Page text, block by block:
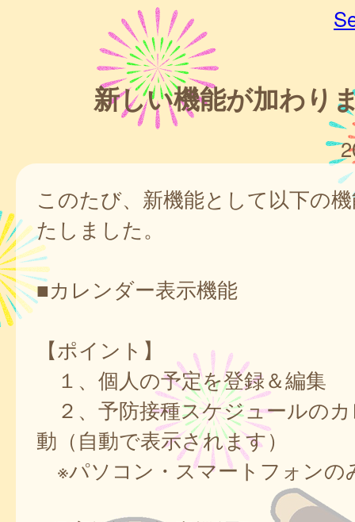
新しい機能が加わり
このたび、新機能として以下の
たしました。
■カレンダー表示機能
【ポイント】
１、個人の予定を登録＆編集
２、予防接種スケジュールの
動（自動で表示されます）
※パソコン・スマートフォンの